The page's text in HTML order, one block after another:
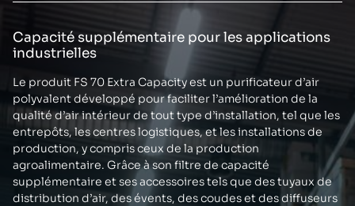
Capacité supplémentaire pour les applications
industrielles
Le produit FS 70 Extra Capacity est un purificateur d’air
polyvalent développé pour faciliter l’amélioration de la
qualité d’air intérieur de tout type d’installation, tel que les
entrepôts, les centres logistiques, et les installations de
production, y compris ceux de la production
agroalimentaire. Grâce à son filtre de capacité
supplémentaire et ses accessoires tels que des tuyaux de
distribution d’air, des évents, des coudes et des diffuseurs